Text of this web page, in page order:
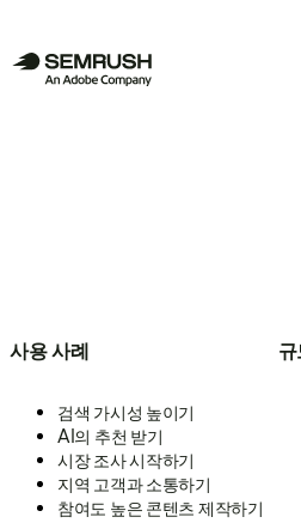
사용 사례
검색 가시성 높이기
AI의 추천 받기
시장 조사 시작하기
지역 고객과 소통하기
참여도 높은 콘텐츠 제작하기
규